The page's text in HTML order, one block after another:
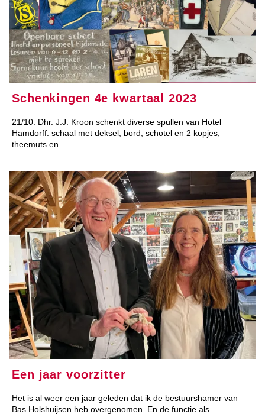
Schenkingen 4e kwartaal 2023
21/10: Dhr. J.J. Kroon schenkt diverse spullen van Hotel
Hamdorff: schaal met deksel, bord, schotel en 2 kopjes,
theemuts en…
Een jaar voorzitter
Het is al weer een jaar geleden dat ik de bestuurshamer van
Bas Holshuijsen heb overgenomen. En de functie als…